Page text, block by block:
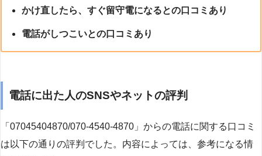
かけ直したら、すぐ留守電になるとの口コミあり
電話がしつこいとの口コミあり
電話に出た人のSNSやネットの評判
「07045404870/070-4540-4870」からの電話に関する口コミ
は以下の通りの評判でした。内容によっては、参考になる情